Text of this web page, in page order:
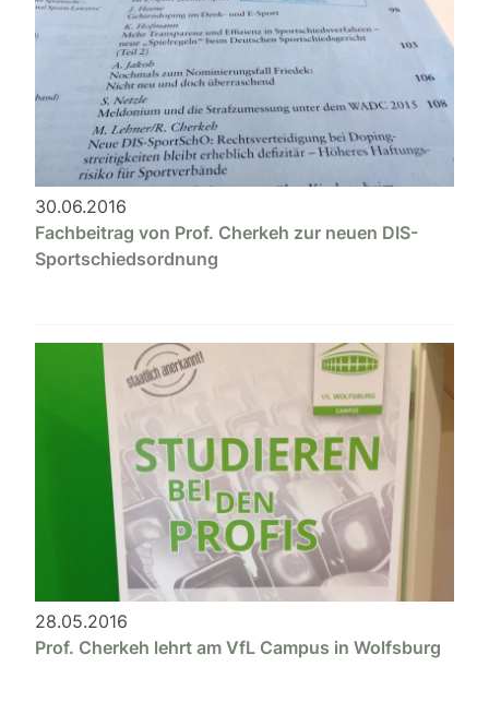
30.06.2016
Fachbeitrag von Prof. Cherkeh zur neuen DIS-
Sportschiedsordnung
28.05.2016
Prof. Cherkeh lehrt am VfL Campus in Wolfsburg